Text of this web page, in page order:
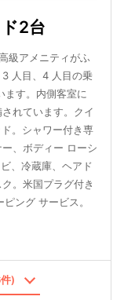
2台
級アメニティがふ
人目、4 人目の乗
ます。内側客室に
れています。クイ
。シャワー付き専
、ボディー ローシ
、冷蔵庫、ヘアド
。米国プラグ付き
ング サービス。
)